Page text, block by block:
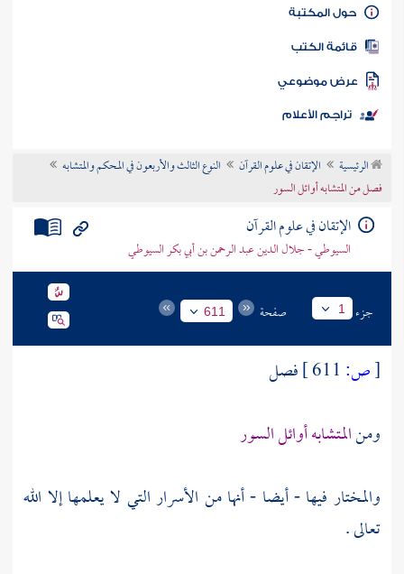
كتاب الأمة
المكتبة
الكتب
موضوعي
تراجم الأعلام
الرئيسية الإتقان في علوم القرآن
النوع الثالث والأربعون في المحكم والمتشابه
فصل من المتشابه أوائل السور
الإتقان في علوم القرآن
السيوطي - جلال الدين عبد الرحمن بن أبي بكر السيوطي
جزء 1 صفحة 611
[ص:
فصل
ومنالمتشابه أوائل السور
والمختار فيها - أيضا - أنها من الأسرار التي لا يعلمها إلا الله
تعالى .